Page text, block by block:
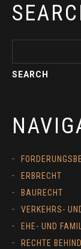
ERBRECHT
BAURECHT
VERKEHRS-
EHE- UND
RECHTE